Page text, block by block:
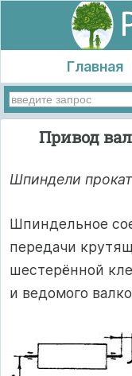
Главная
Привод
Шпиндели
Шпиндельное
передачи
шестерённой
и ведомого